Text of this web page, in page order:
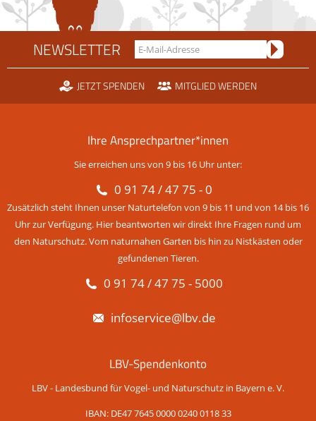
NEWSLETTER
JETZT SPENDEN MITGLIED WERDEN
Ihre Ansprechpartner*innen
Sie erreichen uns von 9 bis 16 Uhr unter:
0 91 74 / 47 75 - 0
Zusätzlich steht Ihnen unser Naturtelefon von 9 bis 11 und von 14 bis 16
Uhr zur Verfügung. Hier beantworten wir direkt Ihre Fragen rund um
den Naturschutz. Vom naturnahen Garten bis hin zu Nistkästen oder
gefundenen Tieren.
0 91 74 / 47 75 - 5000
infoservice@lbv.de
LBV-Spendenkonto
LBV - Landesbund für Vogel- und Naturschutz in Bayern e. V.
IBAN: DE47 7645 0000 0240 0118 33